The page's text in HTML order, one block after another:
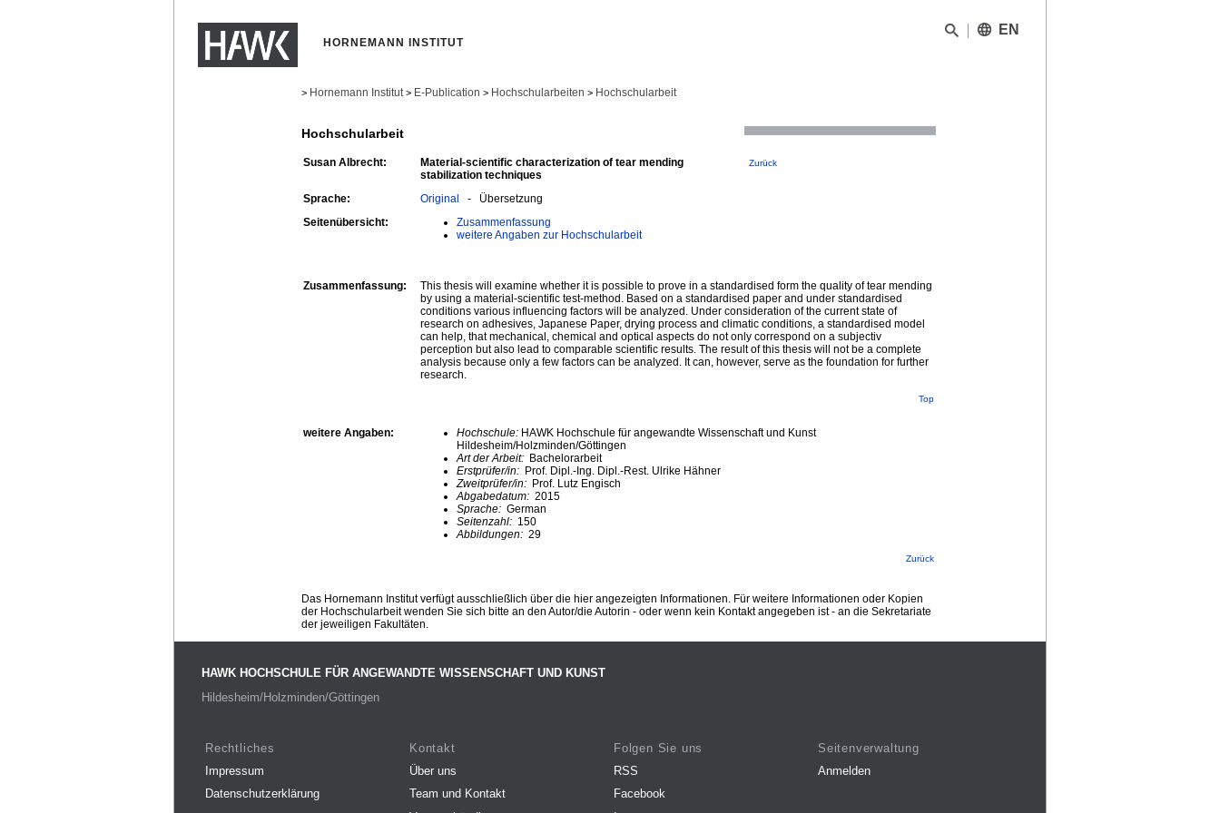
HORNEMANN INSTITUT
EN
> Hornemann Institut > E-Publication > Hochschularbeiten > Hochschularbeit
Hochschularbeit
Susan Albrecht:
Material-scientific characterization of tear mending
stabilization techniques
Zurück
Sprache: Original - Übersetzung
Seitenübersicht:
Zusammenfassung
weitere Angaben zur Hochschularbeit
Zusammenfassung:
This thesis will examine whether it is possible to prove in a standardised form the quality of tear mending
by using a material-scientific test-method. Based on a standardised paper and under standardised
conditions various influencing factors will be analyzed. Under consideration of the current state of
research on adhesives, Japanese Paper, drying process and climatic conditions, a standardised model
can help, that mechanical, chemical and optical aspects do not only correspond on a subjectiv
perception but also lead to comparable scientific results. The result of this thesis will not be a complete
analysis because only a few factors can be analyzed. It can, however, serve as the foundation for further
research.
Top
weitere Angaben: Hochschule: HAWK Hochschule für angewandte Wissenschaft und Kunst
Hildesheim/Holzminden/Göttingen
Art der Arbeit: Bachelorarbeit
Erstprüfer/in: Prof. Dipl.-Ing. Dipl.-Rest. Ulrike Hähner
Zweitprüfer/in: Prof. Lutz Engisch
Abgabedatum: 2015
Sprache: German
Seitenzahl: 150
Abbildungen: 29
Zurück
Das Hornemann Institut verfügt ausschließlich über die hier angezeigten Informationen. Für weitere Informationen oder Kopien
der Hochschularbeit wenden Sie sich bitte an den Autor/die Autorin - oder wenn kein Kontakt angegeben ist - an die Sekretariate
der jeweiligen Fakultäten.
HAWK HOCHSCHULE FÜR ANGEWANDTE WISSENSCHAFT UND KUNST
Hildesheim/Holzminden/Göttingen
Rechtliches
Impressum
Datenschutzerklärung
Kontakt
Über uns
Team und Kontakt
Folgen Sie uns
RSS
Facebook
Seitenverwaltung
Anmelden